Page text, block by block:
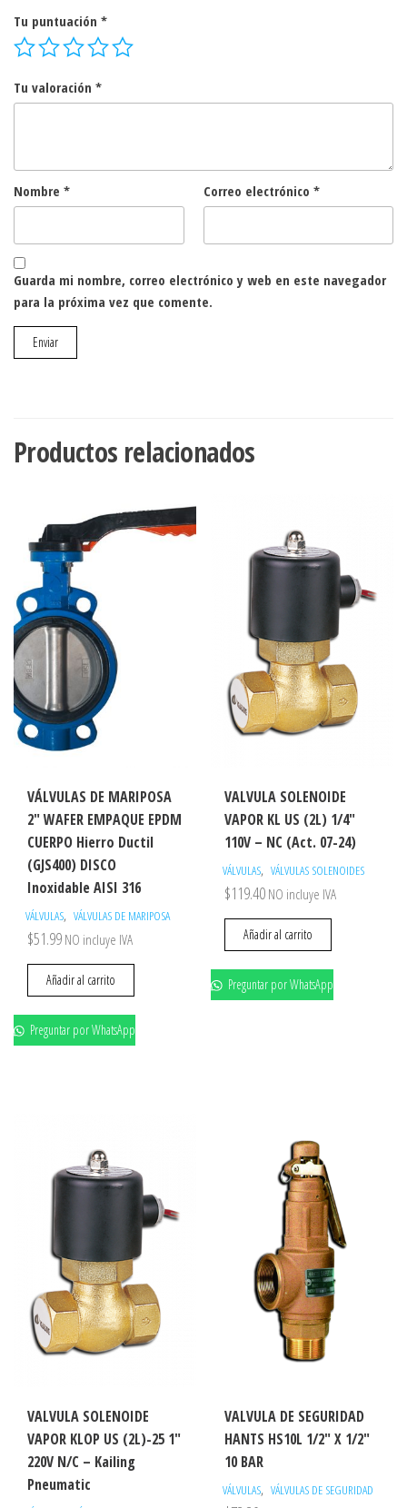
Tu puntuación *
Tu valoración *
Nombre * Correo electrónico *
Guarda mi nombre, correo electrónico y web en este navegador
para la próxima vez que comente.
Productos relacionados
VÁLVULAS DE MARIPOSA
2″ WAFER EMPAQUE EPDM
CUERPO Hierro Ductil
(GJS400) DISCO
Inoxidable AISI 316
VÁLVULAS, VÁLVULAS DE MARIPOSA
$51.99 NO incluye IVA
Añadir al carrito
Preguntar por WhatsApp
VALVULA SOLENOIDE
VAPOR KL US (2L) 1/4″
110V – NC (Act. 07-24)
VÁLVULAS, VÁLVULAS SOLENOIDES
$119.40 NO incluye IVA
Añadir al carrito
Preguntar por WhatsApp
VALVULA SOLENOIDE
VAPOR KLOP US (2L)-25 1″
220V N/C – Kailing
Pneumatic
VALVULA DE SEGURIDAD
HANTS HS10L 1/2″ X 1/2″
10 BAR
VÁLVULAS, VÁLVULAS DE SEGURIDAD